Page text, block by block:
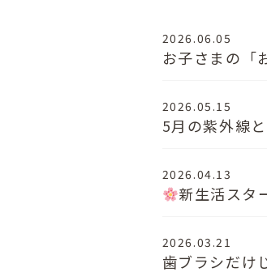
2026.06.05
お子さまの「
2026.05.15
5月の紫外線
2026.04.13
新生活スタ
2026.03.21
歯ブラシだけ